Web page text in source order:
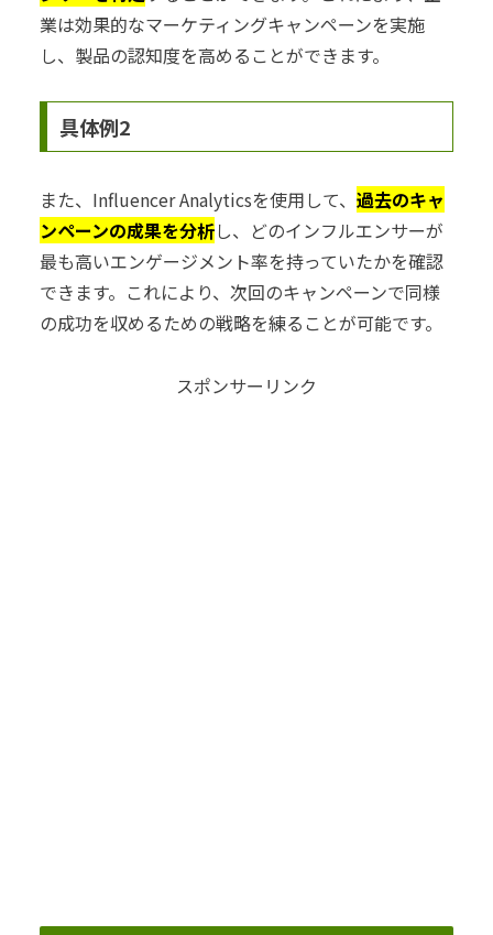
業は効果的なマーケティングキャンペーンを実施
し、製品の認知度を高めることができます。
具体例2
また、Influencer Analyticsを使用して、 過去のキャ
ンペーンの成果を分析し、どのインフルエンサーが
最も高いエンゲージメント率を持っていたかを確認
できます。これにより、次回のキャンペーンで同様
の成功を収めるための戦略を練ることが可能です。
スポンサーリンク